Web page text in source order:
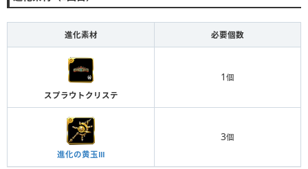
進化素材 必要個数
スプラウトクリステ
1 個
進化の黄玉Ⅲ
3個